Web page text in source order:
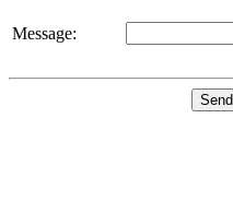
Message:
Send